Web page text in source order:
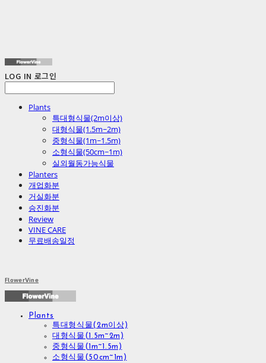
LOG IN 로그인
Plants
특대형식물(2m이상)
대형식물(1.5m~2m)
중형식물(1m~1.5m)
소형식물(50cm~1m)
실외월동가능식물
Planters
개업화분
거실화분
승진화분
Review
VINE CARE
무료배송일정
FlowerVine
Plants
특대형식물(2m이상)
대형식물(1.5m~2m)
중형식물(1m~1.5m)
소형식물(50cm~1m)